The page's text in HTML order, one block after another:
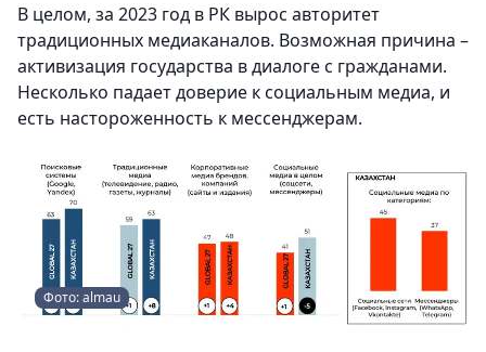
В целом, за 2023 год в РК вырос авторитет
традиционных медиаканалов. Возможная причина –
активизация государства в диалоге с гражданами.
Несколько падает доверие к социальным медиа, и
есть настороженность к мессенджерам.
Фото: almau